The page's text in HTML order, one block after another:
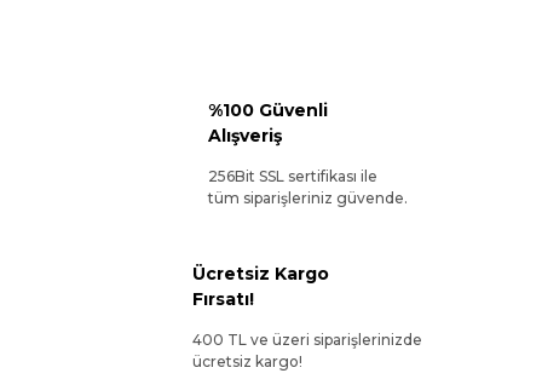
%100 Güvenli
Alışveriş
256Bit SSL sertifikası ile
tüm siparişleriniz güvende.
Ücretsiz Kargo
Fırsatı!
400 TL ve üzeri siparişlerinizde
ücretsiz kargo!